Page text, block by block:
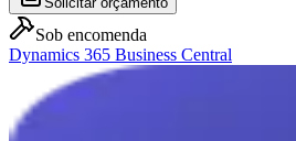
Sob encomenda
Dynamics 365 Business Central